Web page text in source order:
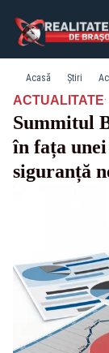
Acasă Știri
ACTUALITATE·
Summitul
în fața
siguranță